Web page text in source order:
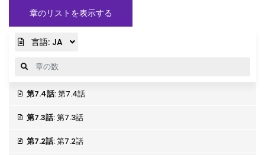
章のリストを表示する
言語: JA
第7.4話: 第7.4話
第7.3話: 第7.3話
第7.2話: 第7.2話